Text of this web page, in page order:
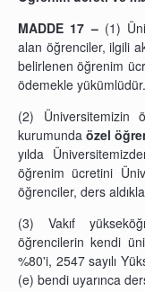
MADDE 17 – (1)
alan öğrenciler, ilgili
belirlenen öğrenim
ödemekle yükümlüdür.
(2) Üniversitemizin
kurumunda özel
yılda
öğrenim ücretini
öğrenciler, ders
(3) Vakıf
öğrencilerin kendi
%80'i, 2547 sayılı
(e) bendi uyarınca